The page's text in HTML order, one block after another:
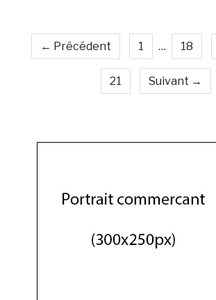
← Précédent 1 … 18
21 Suivant →